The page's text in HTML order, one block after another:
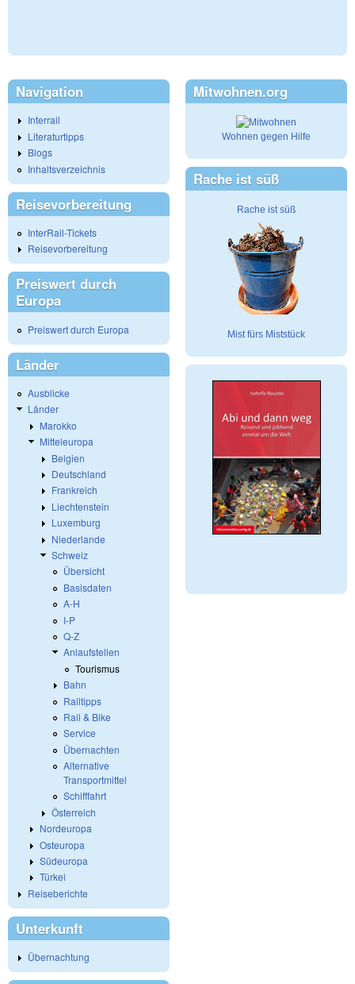
Navigation
Interrail
Literaturtipps
Blogs
Inhaltsverzeichnis
Reisevorbereitung
InterRail-Tickets
Reisevorbereitung
Preiswert durch
Europa
Preiswert durch Europa
Länder
Ausblicke
Länder
Marokko
Mitteleuropa
Belgien
Deutschland
Frankreich
Liechtenstein
Luxemburg
Niederlande
Schweiz
Übersicht
Basisdaten
A-H
I-P
Q-Z
Anlaufstellen
Tourismus
Bahn
Railtipps
Rail & Bike
Service
Übernachten
Alternative
Transportmittel
Schifffahrt
Österreich
Nordeuropa
Osteuropa
Südeuropa
Türkei
Reiseberichte
Unterkunft
Übernachtung
Mitwohnen.org
Wohnen gegen Hilfe
Rache ist süß
Rache ist süß
Mist fürs Miststück